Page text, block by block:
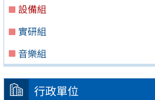
設備組
實研組
音樂組
行政單位